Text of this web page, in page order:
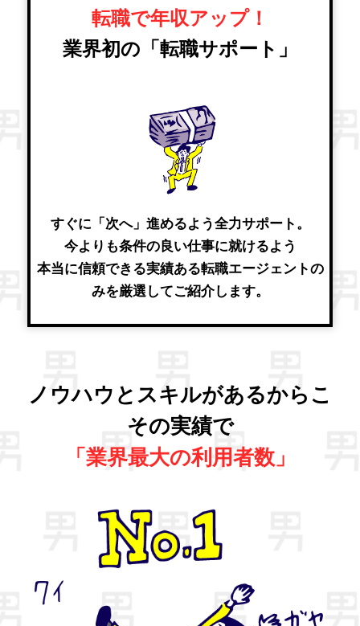
転職で年収アップ！
業界初の「転職サポート」
すぐに「次へ」進めるよう全力サポート。
今よりも条件の良い仕事に就けるよう
本当に信頼できる実績ある転職エージェントの
みを厳選してご紹介します。
ノウハウとスキルがあるからこ
その実績で
「業界最大の利用者数」